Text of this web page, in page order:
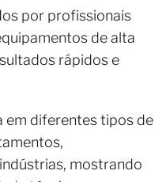
por profissionais
de alta
rápidos e
em diferentes tipos de
mostrando